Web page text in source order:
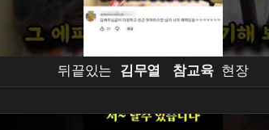
뒤끝있는 김무열 참교육 현장